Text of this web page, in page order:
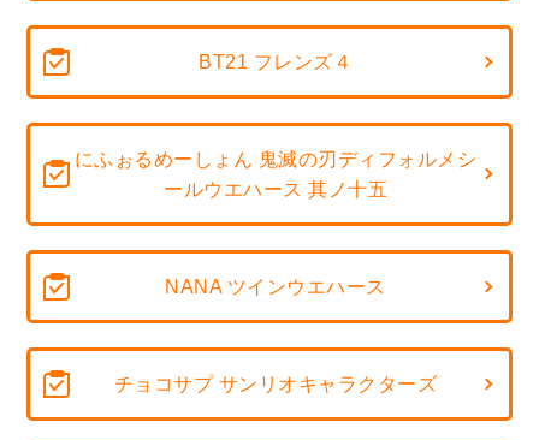
BT21 フレンズ４
にふぉるめーしょん 鬼滅の刃ディフォルメシ
ールウエハース 其ノ十五
NANA ツインウエハース
チョコサプ サンリオキャラクターズ